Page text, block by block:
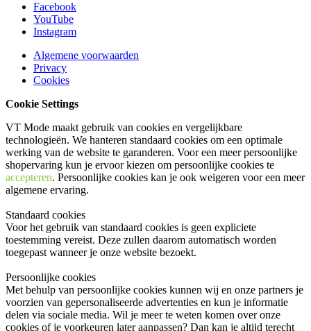
Facebook
YouTube
Instagram
Algemene voorwaarden
Privacy
Cookies
Cookie Settings
VT Mode maakt gebruik van cookies en vergelijkbare
technologieën. We hanteren standaard cookies om een optimale
werking van de website te garanderen. Voor een meer persoonlijke
shopervaring kun je ervoor kiezen om persoonlijke cookies te
accepteren. Persoonlijke cookies kan je ook weigeren voor een meer
algemene ervaring.
Standaard cookies
Voor het gebruik van standaard cookies is geen expliciete
toestemming vereist. Deze zullen daarom automatisch worden
toegepast wanneer je onze website bezoekt.
Persoonlijke cookies
Met behulp van persoonlijke cookies kunnen wij en onze partners je
voorzien van gepersonaliseerde advertenties en kun je informatie
delen via sociale media. Wil je meer te weten komen over onze
cookies of je voorkeuren later aanpassen? Dan kan je altijd terecht